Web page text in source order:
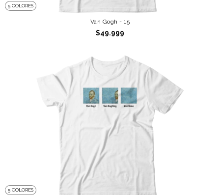
5 COLORES
Van Gogh - 15
$49.999
5 COLORES